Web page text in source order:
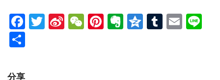
Facebook
Twitter
Sina
Weibo
WeChat
Pinterest
Evernote
Qzone
Tumblr
分享